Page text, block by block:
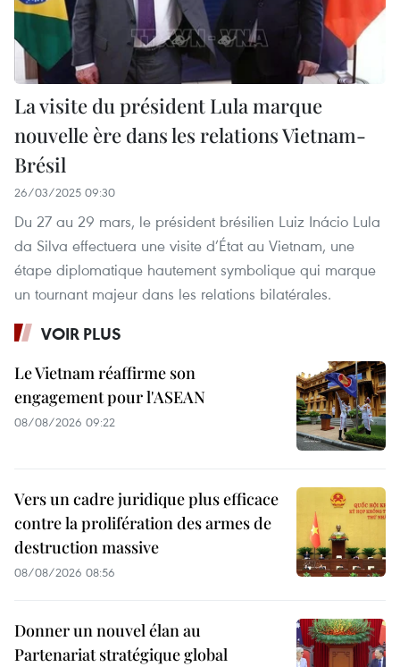
La visite du président Lula marque
nouvelle ère dans les relations Vietnam-
Brésil
26/03/2025 09:30
Du 27 au 29 mars, le président brésilien Luiz Inácio Lula
da Silva effectuera une visite d’État au Vietnam, une
étape diplomatique hautement symbolique qui marque
un tournant majeur dans les relations bilatérales.
VOIR PLUS
Le Vietnam réaffirme son
engagement pour l'ASEAN
08/08/2026 09:22
Vers un cadre juridique plus efficace
contre la prolifération des armes de
destruction massive
08/08/2026 08:56
Donner un nouvel élan au
Partenariat stratégique global